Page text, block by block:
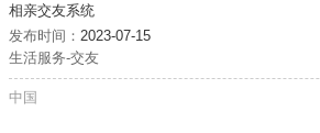
相亲交友系统
发布时间： 2023-07-15
生活服务-交友
中国